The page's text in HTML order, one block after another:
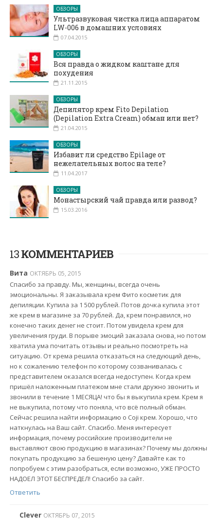
ОБЗОРЫ
Ультразвуковая чистка лица аппаратом
LW-006 в домашних условиях
07.04.2015
ОБЗОРЫ
Вся правда о жидком каштане для
похудения
21.11.2015
ОБЗОРЫ
Депилятор крем Fito Depilation
(Depilation Extra Cream) обман или нет?
21.04.2015
ОБЗОРЫ
Избавит ли средство Epilage от
нежелательных волос на теле?
11.04.2017
ОБЗОРЫ
Монастырский чай правда или развод?
15.03.2016
13КОММЕНТАРИЕВ
Вита ОКТЯБРЬ 05, 2015
Спасибо за правду. Мы, женщины, всегда очень
эмоциональны. Я заказывала крем Фито косметик для
депиляции. Купила за 1 500 рублей. Потов дочка купила этот
же крем в магазине за 70 рублей. Да, крем понравился, но
конечно таких денег не стоит. Потом увидела крем для
увеличения груди. В порыве эмоций заказала снова, но потом
хватила ума почитать отзывы и реально посмотреть на
ситуацию. От крема решила отказаться на следующий день,
но к сожалению телефон по которому созванивалась с
представителем оказался всегда недоступен. Когда крем
пришёл наложенным платежом мне стали дружно звонить и
звонили в течение 1 МЕСЯЦА! что бы я выкупила крем. Крем я
не выкупила, потому что поняла, что всё полный обман.
Сейчас решила найти информацию о Coji крем. Хорошо, что
наткнулась на Ваш сайт. Спасибо. Меня интересует
информация, почему российские производители не
выставляют свою продукцию в магазинах? Почему мы должны
покупать продукцию за бешеную цену? Давайте как то
попробуем с этим разобраться, если возможно, УЖЕ ПРОСТО
НАДОЕЛ ЭТОТ БЕСПРЕДЕЛ! Спасибо за сайт.
Ответить
Clever ОКТЯБРЬ 07, 2015